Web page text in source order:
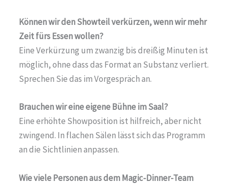
Können wir den Showteil verkürzen, wenn wir mehr
Zeit fürs Essen wollen?
Eine Verkürzung um zwanzig bis dreißig Minuten ist
möglich, ohne dass das Format an Substanz verliert.
Sprechen Sie das im Vorgespräch an.
Brauchen wir eine eigene Bühne im Saal?
Eine erhöhte Showposition ist hilfreich, aber nicht
zwingend. In flachen Sälen lässt sich das Programm
an die Sichtlinien anpassen.
Wie viele Personen aus dem Magic-Dinner-Team